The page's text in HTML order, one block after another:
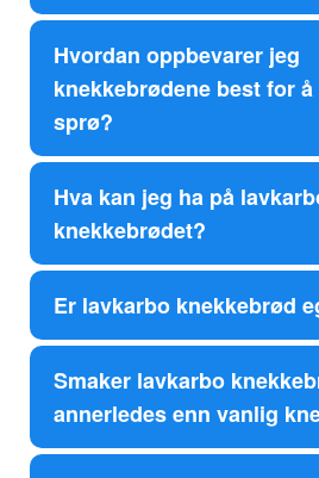
Hvordan oppbevarer jeg
knekkebrødene best for
sprø?
Hva kan jeg ha på
knekkebrødet?
Er lavkarbo knekkebrød
Smaker lavkarbo
annerledes enn vanlig